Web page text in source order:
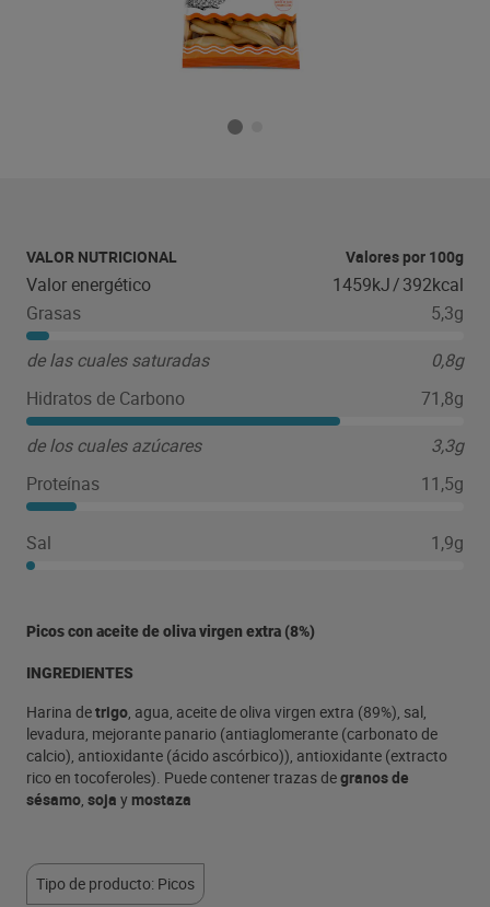
VALOR NUTRICIONAL Valores por 100g
Valor energético 1459kJ/392kcal
Grasas
5,3g
de las cuales saturadas
0,8g
Hidratos de Carbono
71,8g
de los cuales azúcares
3,3g
Proteínas
11,5g
Sal 1,9g
Picos con aceite de oliva virgen extra (8%)
INGREDIENTES
Harina detrigo, agua, aceite de oliva virgen extra (89%), sal,
levadura, mejorante panario (antiaglomerante (carbonato de
calcio), antioxidante (ácido ascórbico)), antioxidante (extracto
rico en tocoferoles). Puede contener trazas degranos de
sésamo, soja y mostaza
Tipo de producto: Picos